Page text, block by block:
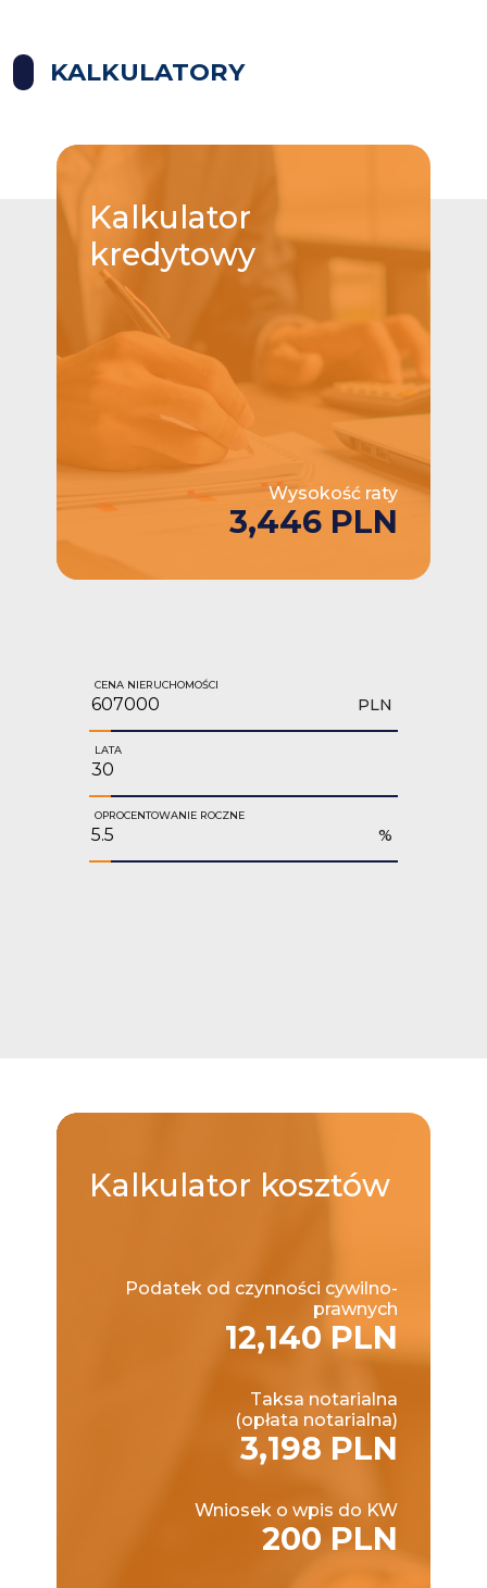
KALKULATORY
Kalkulator
kredytowy
Wysokość raty
3,446 PLN
CENA NIERUCHOMOŚCI
PLN
LATA
OPROCENTOWANIE ROCZNE
%
Kalkulator kosztów
Podatek od czynności cywilno-
prawnych
12,140 PLN
Taksa notarialna
(opłata notarialna)
3,198 PLN
Wniosek o wpis do KW
200 PLN